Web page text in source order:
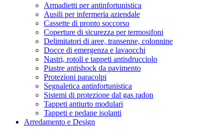
Armadietti per antinfortunistica
Ausili per infermeria aziendale
Cassette di pronto soccorso
Coperture di sicurezza per termosifoni
Delimitatori di aree, transenne, colonnine
Docce di emergenza e lavaocchi
Nastri, rotoli e tappeti antisdrucciolo
Piastre antishock da pavimento
Protezioni paracolpi
Segnaletica antinfortunistica
Sistemi di protezione dal gas radon
Tappeti antiurto modulari
Tappeti e pedane isolanti
Arredamento e Design